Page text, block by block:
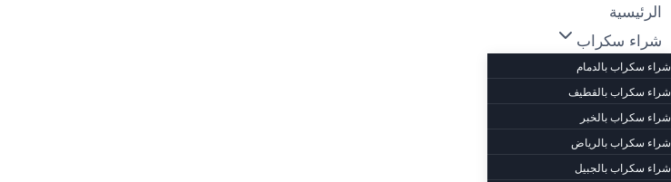
التجاوز
إلى
المحتوى
الرئيسية
شراء سكراب
شراء سكراب بالدمام
شراء سكراب بالقطيف
شراء سكراب بالخبر
شراء سكراب بالرياض
شراء سكراب بالجبيل